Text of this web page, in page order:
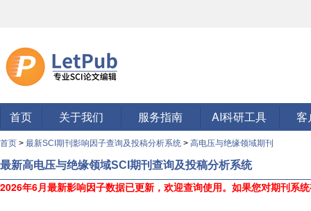
首页 关于我们 服务指南 AI科研工具 客
首页 > 最新SCI期刊影响因子查询及投稿分析系统 > 高电压与绝缘领域期刊
最新高电压与绝缘领域SCI期刊查询及投稿分析系统
2026年6月最新影响因子数据已更新，欢迎查询使用。 如果您对期刊系